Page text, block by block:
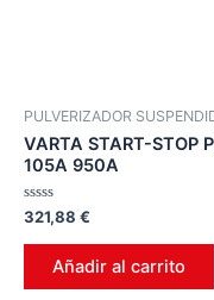
PULVERIZADOR
VARTA START-STOP
105A 950A
Valorado
0
321,88 €
Añadir al carrito